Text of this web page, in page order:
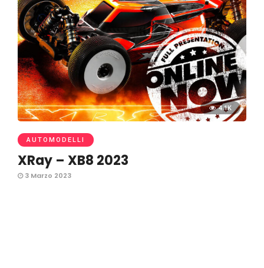
4.1K
AUTOMODELLI
XRay – XB8 2023
3 Marzo 2023